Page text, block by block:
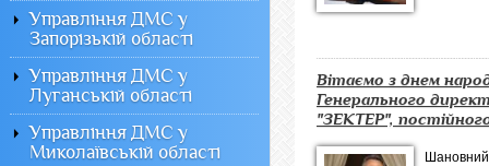
Вітаємо з днем
Генерального
"ЗЕКТЕР",
Управління ДМС у
Запорізькій області
Управління ДМС у
Луганській області
Управління ДМС у
Миколаївській області